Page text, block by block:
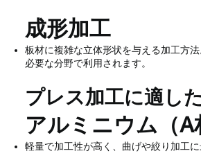
成形加工
板材に複雑な立体形状を与える加工方
必要な分野で利用されます。
プレス加工に適し
アルミニウム（A
軽量で加工性が高く、曲げや絞り加工に